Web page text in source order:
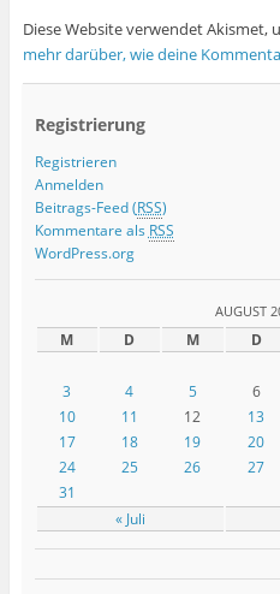
Diese Website verwendet Akismet,
mehr darüber, wie deine
Registrierung
Registrieren
Anmelden
Beitrags-Feed (RSS)
Kommentare als RSS
WordPress.org
AUGUST
M D M D
« Juli
3
4 5 6
10
11 12 13
17
18 19 20
24
25 26 27
31